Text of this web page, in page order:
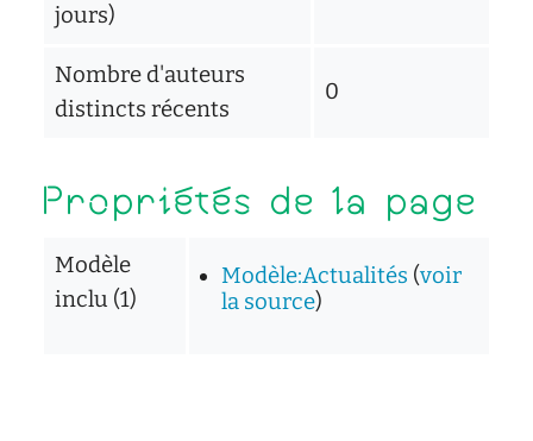
jours)
Nombre d'auteurs
distincts récents
0
Propriétés de la page
Modèle
inclu (1)
Modèle:Actualités (voir
la source)